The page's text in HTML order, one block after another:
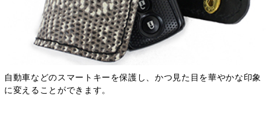
自動車などのスマートキーを保護し、かつ見た目を華やかな印象
に変えることができます。